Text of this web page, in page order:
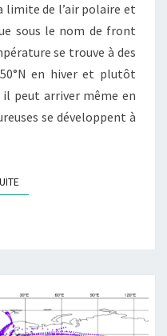
limite de l’air polaire et
sous le nom de front
se trouve à des
en hiver et plutôt
il peut arriver même en
se développent à
LIRE LA SUITE